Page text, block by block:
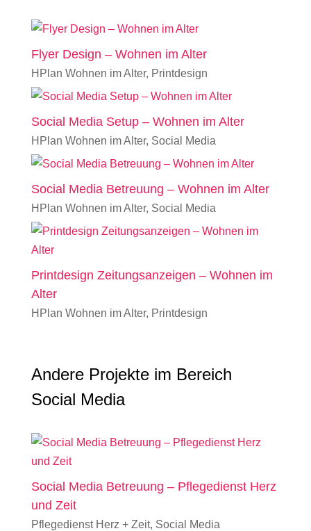
Flyer Design – Wohnen im Alter
HPlan Wohnen im Alter, Printdesign
Social Media Setup – Wohnen im Alter
HPlan Wohnen im Alter, Social Media
Social Media Betreuung – Wohnen im Alter
HPlan Wohnen im Alter, Social Media
Printdesign Zeitungsanzeigen – Wohnen im
Alter
HPlan Wohnen im Alter, Printdesign
Andere Projekte im Bereich
Social Media
Social Media Betreuung – Pflegedienst Herz
und Zeit
Pflegedienst Herz + Zeit, Social Media